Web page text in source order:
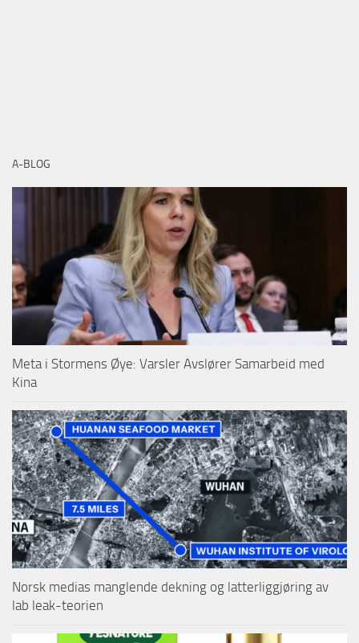
A-BLOG
Meta i Stormens Øye: Varsler Avslører Samarbeid med
Kina
Norsk medias manglende dekning og latterliggjøring av
lab leak-teorien